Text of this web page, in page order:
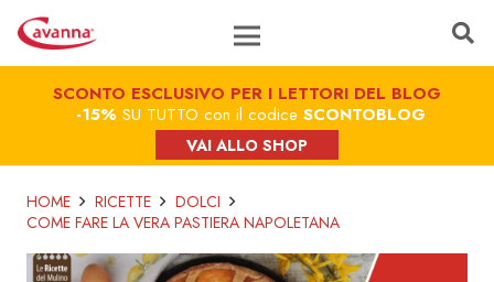
SCONTO ESCLUSIVO PER I LETTORI DEL BLOG
-15% SU TUTTO con il codice SCONTOBLOG
VAI ALLO SHOP
HOME RICETTE
DOLCI
COME FARE LA VERA PASTIERA NAPOLETANA